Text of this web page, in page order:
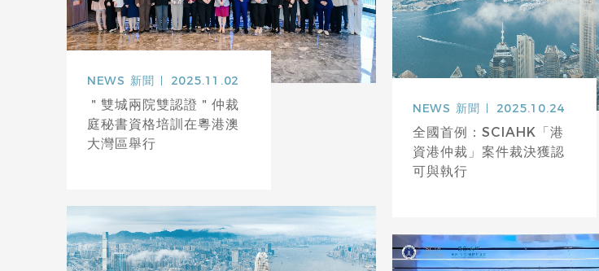
NEWS 新聞 2025.11.02
＂雙城兩院雙認證＂仲裁
庭秘書資格培訓在粵港澳
大灣區舉行
NEWS 新聞 2025.10.24
全國首例：SCIAHK「港
資港仲裁」案件裁決獲認
可與執行